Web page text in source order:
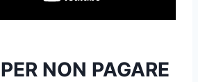
NON PAGARE